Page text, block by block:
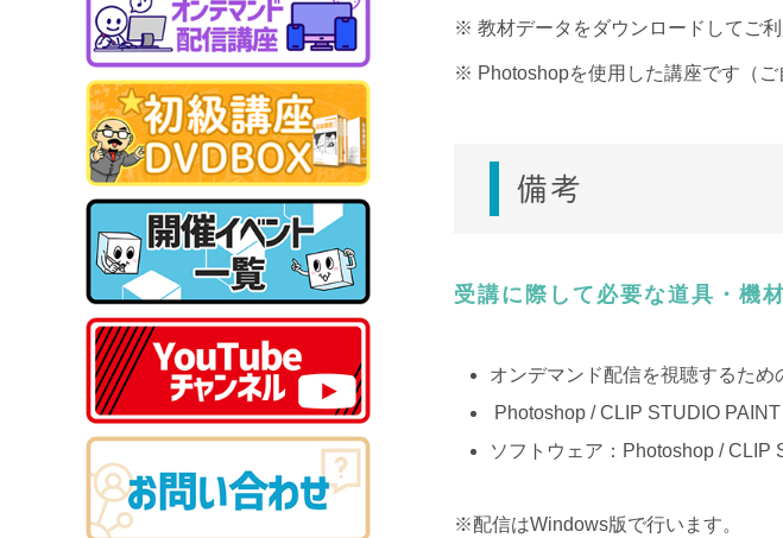
※ 教材データをダウンロードしてご
※ Photoshopを使用した講座です（ご
備考
受講に際して必要な道具・機
オンデマンド配信を視聴するため
Photoshop / CLIP STUDIO
ソフトウェア：Photoshop / CLIP
※配信はWindows版で行います。